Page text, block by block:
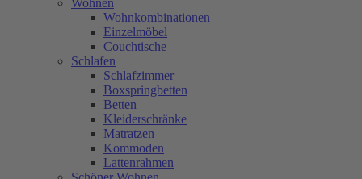
Wohnkombinationen
Einzelmöbel
Couchtische
Schlafen
Schlafzimmer
Boxspringbetten
Betten
Kleiderschränke
Matratzen
Kommoden
Lattenrahmen